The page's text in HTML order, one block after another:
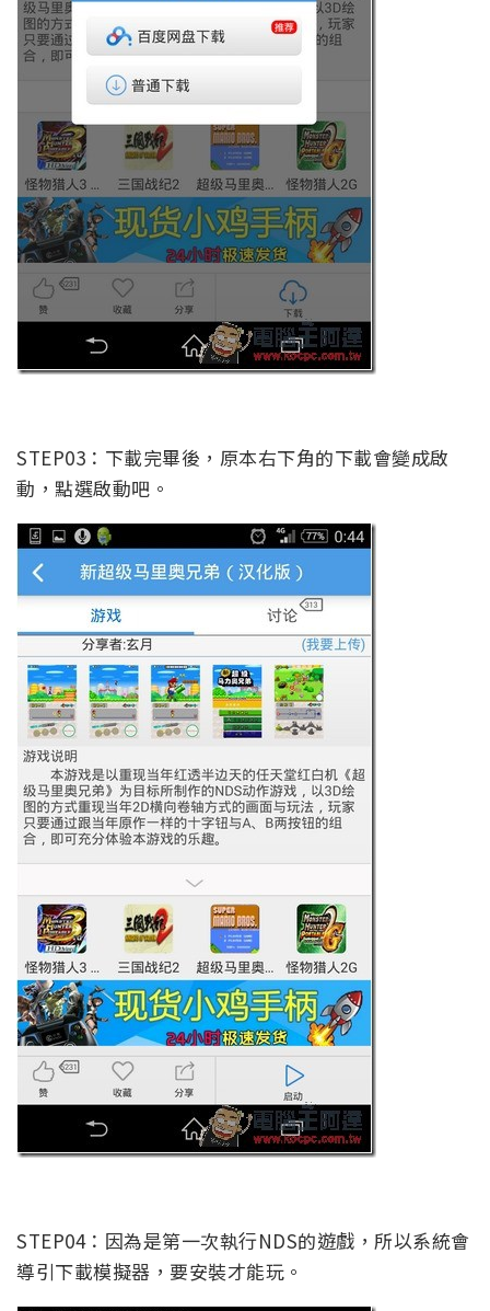
STEP03：下載完畢後，原本右下角的下載會變成啟
動，點選啟動吧。
STEP04：因為是第一次執行NDS的遊戲，所以系統會
導引下載模擬器，要安裝才能玩。